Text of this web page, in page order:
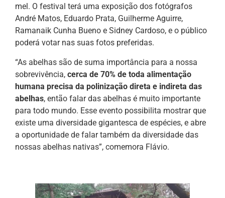
mel. O festival terá uma exposição dos fotógrafos
André Matos, Eduardo Prata, Guilherme Aguirre,
Ramanaik Cunha Bueno e Sidney Cardoso, e o público
poderá votar nas suas fotos preferidas.
“As abelhas são de suma importância para a nossa
sobrevivência, cerca de 70% de toda alimentação
humana precisa da polinização direta e indireta das
abelhas, então falar das abelhas é muito importante
para todo mundo. Esse evento possibilita mostrar que
existe uma diversidade gigantesca de espécies, e abre
a oportunidade de falar também da diversidade das
nossas abelhas nativas”, comemora Flávio.